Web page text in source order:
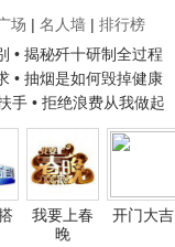
场 | 名人墙 | 排行榜
• 揭秘歼十研制全过程
• 抽烟是如何毁掉健康
手 • 拒绝浪费从我做起
我要上春
晚
开门大吉